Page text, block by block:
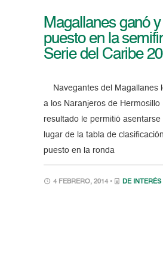
Magallanes ganó
puesto en la
Serie del Caribe
Navegantes del Magallanes
a los Naranjeros de Hermosillo
resultado le permitió
lugar de la tabla de
puesto en la ronda
4 FEBRERO, 2014 • DE INTERÉS